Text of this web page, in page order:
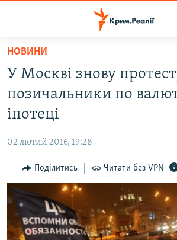
Перейти
основного
матеріалу
Перейти
до
основної
Перейти
до
пошуку
ВІДЕО ТА ФОТО
БЛОГИ
ПОГЛЯД
ІНТЕРВ'Ю
ВСЕ ЗА ДЕНЬ
СПЕЦПРОЕКТИ
НОВИНИ
У Москві знову
позичальники по
іпотеці
02 лютий 2016, 19:28
Поділитись Читати без VPN